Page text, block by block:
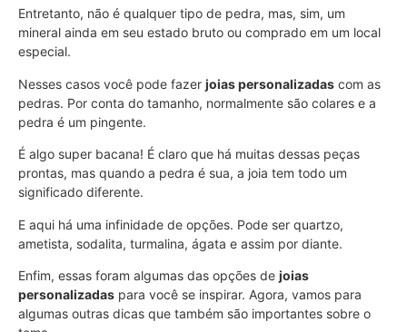
Entretanto, não é qualquer tipo de pedra, mas, sim, um
mineral ainda em seu estado bruto ou comprado em um local
especial.
Nesses casos você pode fazer joias personalizadas com as
pedras. Por conta do tamanho, normalmente são colares e a
pedra é um pingente.
É algo super bacana! É claro que há muitas dessas peças
prontas, mas quando a pedra é sua, a joia tem todo um
significado diferente.
E aqui há uma infinidade de opções. Pode ser quartzo,
ametista, sodalita, turmalina, ágata e assim por diante.
Enfim, essas foram algumas das opções de joias
personalizadas para você se inspirar. Agora, vamos para
algumas outras dicas que também são importantes sobre o